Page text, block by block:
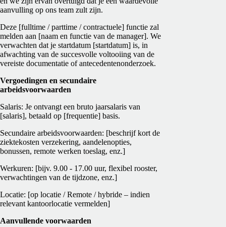
aanvulling op ons team zult zijn.
Deze [fulltime / parttime / contractuele] functie zal
melden aan [naam en functie van de manager]. We
verwachten dat je startdatum [startdatum] is, in
afwachting van de succesvolle voltooiing van de
vereiste documentatie of antecedentenonderzoek.
Vergoedingen en secundaire
arbeidsvoorwaarden
Salaris: Je ontvangt een bruto jaarsalaris van
[salaris], betaald op [frequentie] basis.
Secundaire arbeidsvoorwaarden: [beschrijf kort de
ziektekosten verzekering, aandelenopties,
bonussen, remote werken toeslag, enz.]
Werkuren: [bijv. 9.00 - 17.00 uur, flexibel rooster,
verwachtingen van de tijdzone, enz.]
Locatie: [op locatie / Remote / hybride – indien
relevant kantoorlocatie vermelden]
Aanvullende voorwaarden